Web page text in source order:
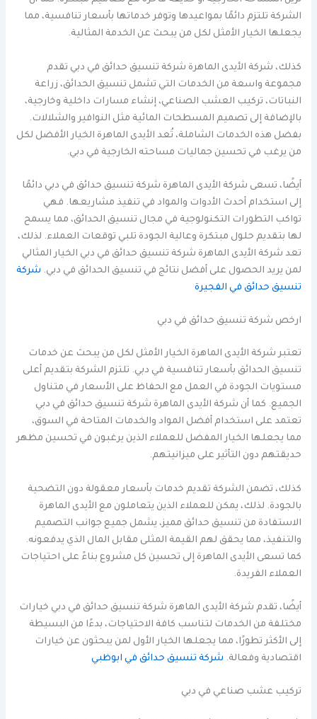
الشركة تلتزم دائمًا بمواعيدها وتوفر خدماتها بأسعار تنافسية، مما
يجعلها الخيار الأمثل لكل من يبحث عن الخدمة المثالية.
كذلك، شركة الأيدى الماهرة شركة تنسيق حدائق في دبي تقدم
مجموعة واسعة من الخدمات التي تشمل تنسيق الحدائق، زراعة
النباتات، تركيب العشب الصناعي، إنشاء مسارات داخلية وخارجية،
بالإضافة إلى تصميم المسطحات المائية مثل النوافير والشلالات.
بفضل هذه الخدمات الشاملة، تُعد الأيدى الماهرة الخيار الأفضل لكل
من يرغب في تحسين جماليات مساحته الخارجية في دبي.
أيضًا، تسعى شركة الأيدى الماهرة شركة تنسيق حدائق في دبي دائمًا
إلى استخدام أحدث الأدوات والمواد في تنفيذ مشاريعها. فهي
تواكب التطورات التكنولوجية في مجال تنسيق الحدائق، مما يسمح
لها بتقديم حلول مبتكرة وعالية الجودة تلبي توقعات العملاء. لذلك،
تعد شركة الأيدى الماهرة شركة تنسيق حدائق في دبي الخيار المثالي
لمن يريد الحصول على أفضل نتائج في تنسيق الحدائق في دبي. شركة
تنسيق حدائق في الفجيرة
ارخص شركة تنسيق حدائق في دبي
تعتبر شركة الأيدى الماهرة الخيار الأمثل لكل من يبحث عن خدمات
تنسيق الحدائق بأسعار تنافسية في دبي. تلتزم الشركة بتقديم أعلى
مستويات الجودة في العمل مع الحفاظ على الأسعار في متناول
الجميع. كما أن شركة الأيدى الماهرة شركة تنسيق حدائق في دبي
تعتمد على استخدام أفضل المواد والخدمات المتاحة في السوق،
مما يجعلها الخيار المفضل للعملاء الذين يرغبون في تحسين مظهر
حديقتهم دون التأثير على ميزانيتهم.
كذلك، تضمن الشركة تقديم خدمات بأسعار معقولة دون التضحية
بالجودة. لذلك، يمكن للعملاء الذين يتعاملون مع الأيدى الماهرة
الاستفادة من تنسيق حدائق مميز، يشمل جميع جوانب التصميم
والتنفيذ، مما يحقق لهم القيمة المثلى مقابل المال الذي يدفعونه.
كما تسعى الأيدى الماهرة إلى تحسين كل مشروع بناءً على احتياجات
العملاء الفريدة.
أيضًا، تقدم شركة الأيدى الماهرة شركة تنسيق حدائق في دبي خيارات
مختلفة من الخدمات لتناسب كافة الاحتياجات، بدءًا من البسيطة
إلى الأكثر تطورًا، مما يجعلها الخيار الأول لمن يبحثون عن خيارات
اقتصادية وفعالة. شركة تنسيق حدائق في ابوظبي
تركيب عشب صناعي في دبي